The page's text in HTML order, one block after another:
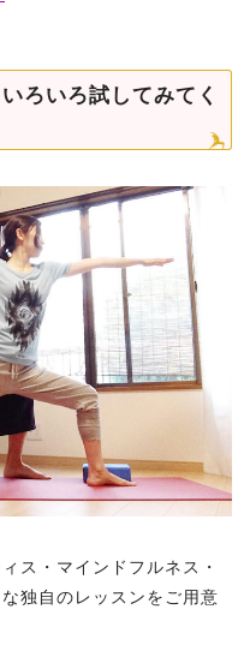
ろいろ試してみてく
ス・マインドフルネス・
独自のレッスンをご用意